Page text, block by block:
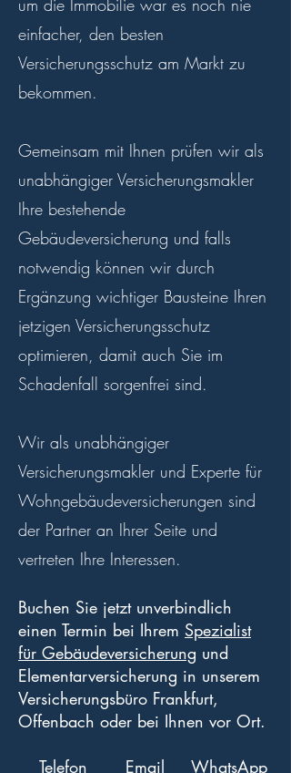
um die Immobilie war es noch nie
einfacher, den besten
Versicherungsschutz am Markt zu
bekommen.
Gemeinsam mit Ihnen prüfen wir als
unabhängiger Versicherungsmakler
Ihre bestehende
Gebäudeversicherung und falls
notwendig können wir durch
Ergänzung wichtiger Bausteine Ihren
jetzigen Versicherungsschutz
optimieren, damit auch Sie im
Schadenfall sorgenfrei sind.
Wir als unabhängiger
Versicherungsmakler und Experte für
Wohngebäudeversicherungen sind
der Partner an Ihrer Seite und
vertreten Ihre Interessen.
Buchen Sie jetzt unverbindlich
einen Termin bei Ihrem Spezialist
für Gebäudeversicherung und
Elementarversicherung in unserem
Versicherungsbüro Frankfurt,
Offenbach oder bei Ihnen vor Ort.
Telefon Email WhatsApp